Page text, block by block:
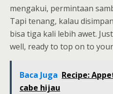
mengakui, permintaan
Tapi tenang, kalau
bisa tiga kali lebih awet.
well, ready to top on to
Baca Juga Recipe:
cabe hijau